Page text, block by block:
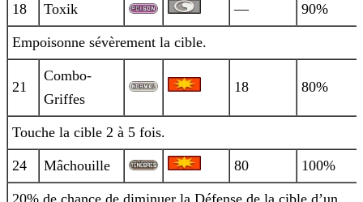
18 Toxik — 90%
Empoisonne sévèrement la cible.
21
Combo-
Griffes
18 80%
Touche la cible 2 à 5 fois.
24 Mâchouille 80 100%